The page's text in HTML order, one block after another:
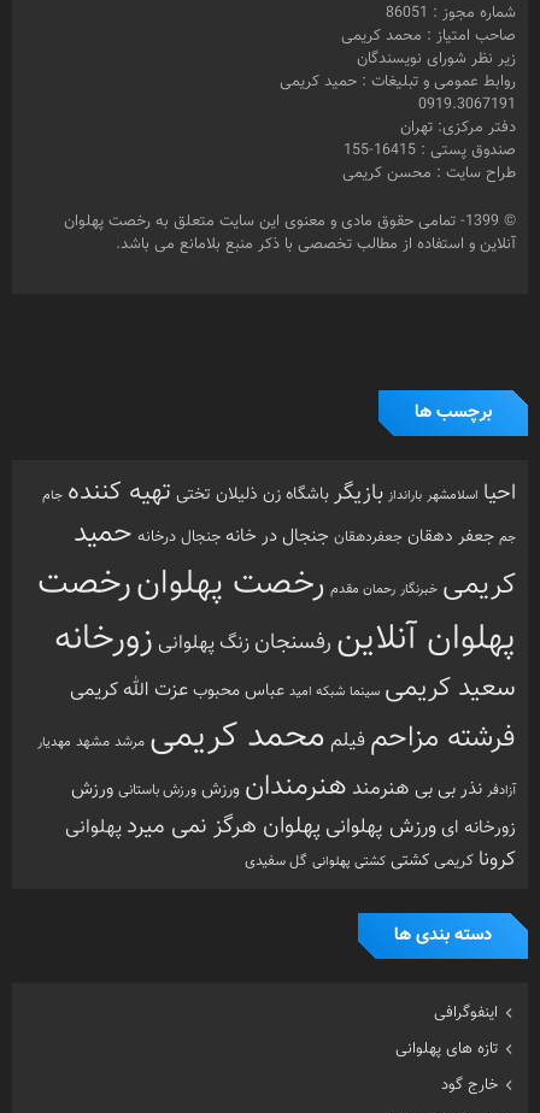
شماره مجوز : 86051
صاحب امتیاز : محمد کریمی
زیر نظر شورای نویسندگان
روابط عمومی و تبلیغات : حمید کریمی
0919.3067191
دفتر مرکزی: تهران
صندوق پستی : 16415-155
طراح سایت : محسن کریمی
© 1399- تمامی حقوق مادی و معنوی این سایت متعلق به رخصت پهلوان
آنلاین و استفاده از مطالب تخصصی با ذکر منبع بلامانع می باشد.
برچسب ها
احیا اسلامشهر بارانداز بازیگر باشگاه زن ذلیلان تختی تهیه کننده جام
جم جعفر دهقان جعفردهقان جنجال در خانه جنجال درخانه حمید
کریمی خبرنگار رحمان مقدم رخصت پهلوانرخصت
پهلوان آنلاین رفسنجان زنگ پهلوانی زورخانه
سعید کریمی سینما شبکه امید عباس محبوبعزت الله کریمی
فرشته مزاحمفیلم محمد کریمی مرشد مشهد مهدیار
آزادفر نذر بی بی هنرمند هنرمندان ورزش ورزش باستانی ورزش
زورخانه ای ورزش پهلوانی پهلوان هرگز نمی میرد پهلوانی
کرونا کریمی کشتی کشتی پهلوانی گل سفیدی
دسته بندی ها
اینفوگرافی
تازه های پهلوانی
خارج گود